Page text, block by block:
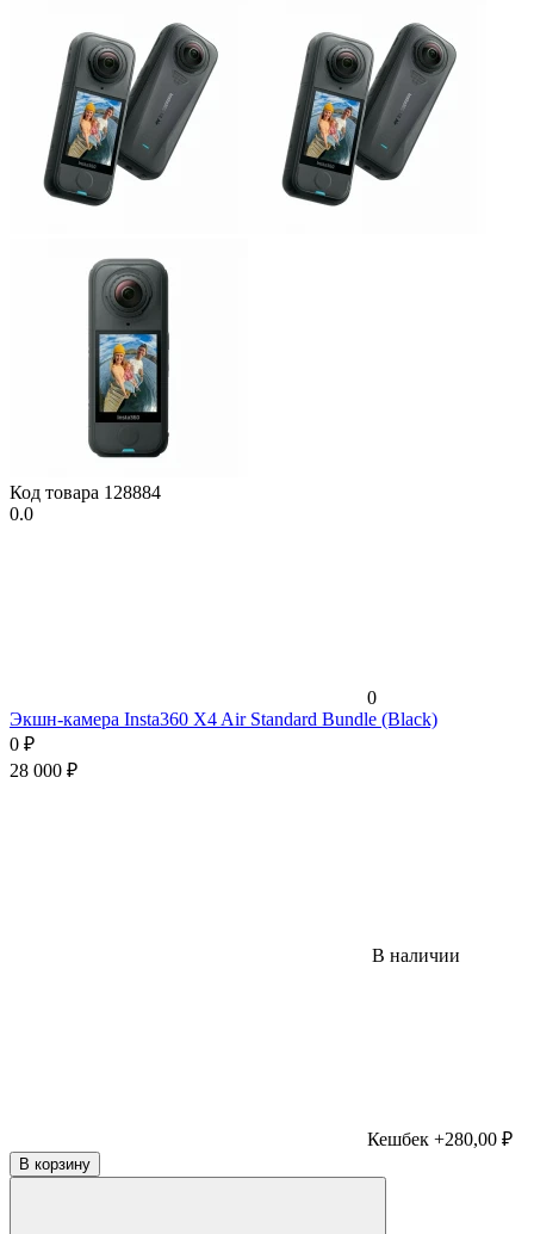
Код товара 128884
0.0
0
Экшн-камера Insta360 X4 Air Standard Bundle (Black)
0 ₽
28 000 ₽
В наличии
Кешбек +280,00 ₽
В корзину